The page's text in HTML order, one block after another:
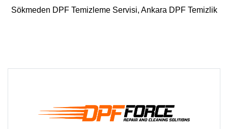
Sökmeden DPF Temizleme Servisi, Ankara DPF Temizlik